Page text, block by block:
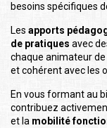
besoins spécifiques
Les apports
de pratiques avec
chaque animateur de
et cohérent avec les
En vous formant au
contribuez
et la mobilité